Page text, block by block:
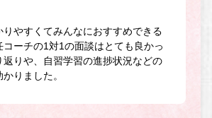
りやすくてみんなにおすすめできる
コーチの1対1の面談はとても良かっ
返りや、自習学習の進捗状況などの
りました。